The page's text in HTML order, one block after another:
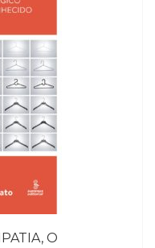
O